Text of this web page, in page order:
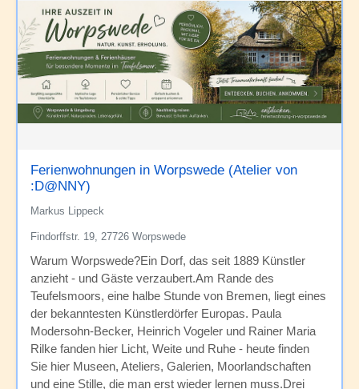
Ferienwohnungen in Worpswede (Atelier von
:D@NNY)
Markus Lippeck
Findorffstr. 19, 27726 Worpswede
Warum Worpswede?Ein Dorf, das seit 1889 Künstler
anzieht - und Gäste verzaubert.Am Rande des
Teufelsmoors, eine halbe Stunde von Bremen, liegt eines
der bekanntesten Künstlerdörfer Europas. Paula
Modersohn-Becker, Heinrich Vogeler und Rainer Maria
Rilke fanden hier Licht, Weite und Ruhe - heute finden
Sie hier Museen, Ateliers, Galerien, Moorlandschaften
und eine Stille, die man erst wieder lernen muss.Drei